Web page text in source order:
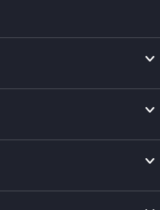
expand_more
expand_more
expand_more